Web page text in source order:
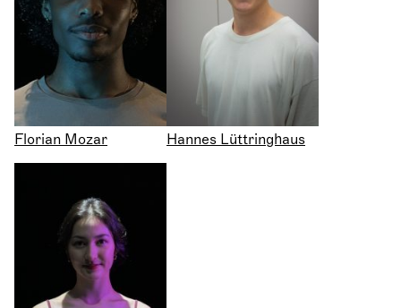
Florian Mozar Hannes Lüttringhaus